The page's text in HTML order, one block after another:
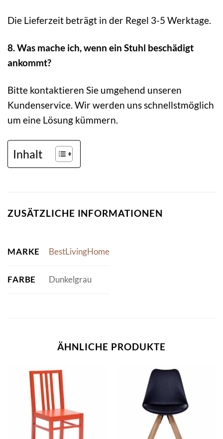
Die Lieferzeit beträgt in der Regel 3-5 Werktage.
8. Was mache ich, wenn ein Stuhl beschädigt
ankommt?
Bitte kontaktieren Sie umgehend unseren
Kundenservice. Wir werden uns schnellstmöglich
um eine Lösung kümmern.
Inhalt
ZUSÄTZLICHE INFORMATIONEN
MARKE BestLivingHome
FARBE Dunkelgrau
ÄHNLICHE PRODUKTE